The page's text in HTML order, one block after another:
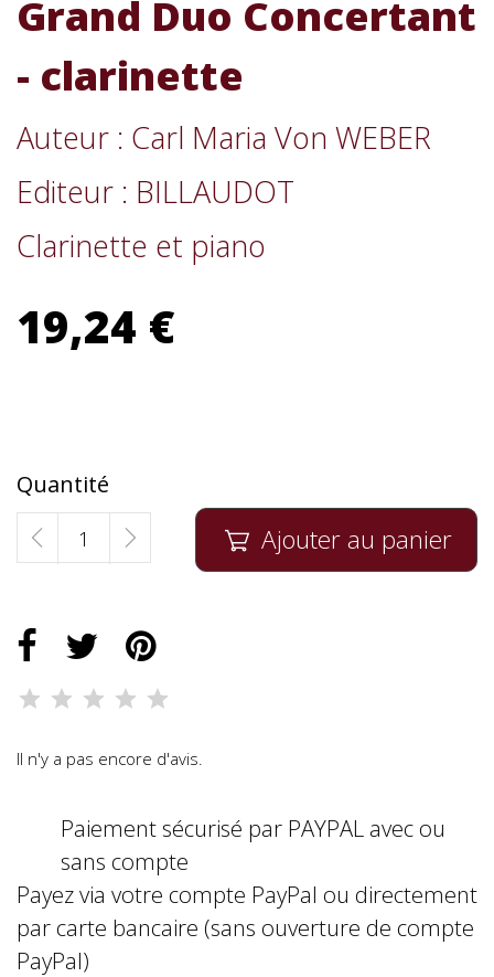
Grand Duo Concertant
- clarinette
Auteur : Carl Maria Von WEBER
Editeur : BILLAUDOT
Clarinette et piano
19,24 €
Quantité
 Ajouter au panier
Il n'y a pas encore d'avis.
Paiement sécurisé par PAYPAL avec ou
sans compte
Payez via votre compte PayPal ou directement
par carte bancaire (sans ouverture de compte
PayPal)